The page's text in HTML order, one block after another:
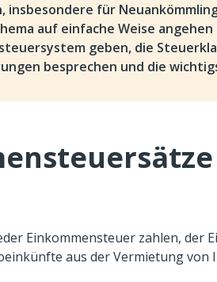
insbesondere für
auf einfache Weise
geben, die
besprechen und die
Einkommensteuer zahlen, der
aus der Vermietung